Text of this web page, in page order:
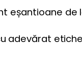
eșantioane
adevărat